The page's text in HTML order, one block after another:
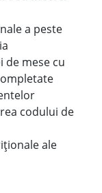
a peste
de mese cu
codului de
ale